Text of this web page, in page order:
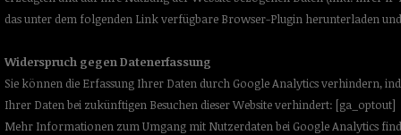
das unter dem folgenden Link verfügbare Browser-Plugin herunterladen
Widerspruch gegen Datenerfassung
Sie können die Erfassung Ihrer Daten durch Google Analytics verhindern,
Ihrer Daten bei zukünftigen Besuchen dieser Website verhindert: [ga_optout]
Mehr Informationen zum Umgang mit Nutzerdaten bei Google Analytics